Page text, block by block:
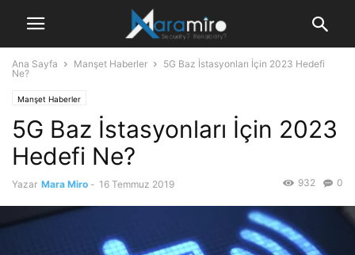
Ana Sayfa Manşet Haberler
5G Baz İstasyonları İçin 2023 Hedefi
Ne?
Manşet Haberler
5G Baz İstasyonları İçin 2023
Hedefi Ne?
Yazar Mara Miro - 16 Temmuz 2019 0
932